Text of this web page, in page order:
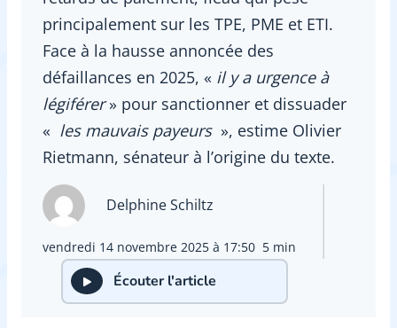
principalement sur les TPE, PME et ETI.
Face à la hausse annoncée des
défaillances en 2025, « il y a urgence à
légiférer» pour sanctionner et dissuader
« les mauvais payeurs », estime Olivier
Rietmann, sénateur à l’origine du texte.
Delphine Schiltz
vendredi 14 novembre 2025 à 17:50 5 min
Écouter l'article